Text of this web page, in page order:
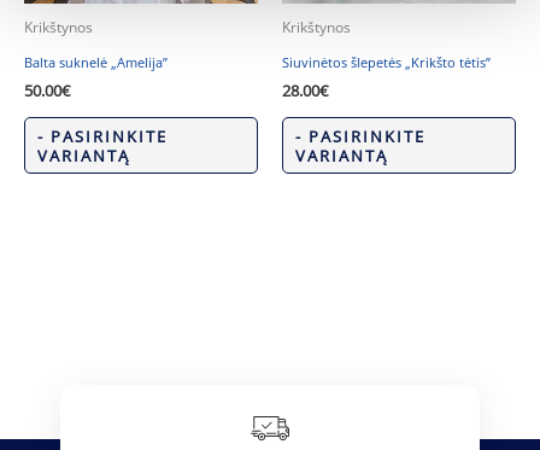
Krikštynos
Balta suknelė „Amelija”
50.00€
- PASIRINKITE
VARIANTĄ
Krikštynos
Siuvinėtos šlepetės „Krikšto tėtis”
28.00€
- PASIRINKITE
VARIANTĄ